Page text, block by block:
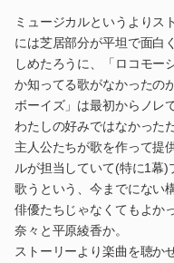
ミュージカルというよりス
には芝居部分が平坦で面白
しめたろうに、「ロコモー
か知ってる歌がなかったの
ボーイズ」は最初からノレ
わたしの好みではなかった
主人公たちが歌を作って提
ルが担当していて(特に1幕)
歌うという、今までにない
俳優たちじゃなくてもよか
奈々と平原綾香か。
ストーリーより楽曲を聴か